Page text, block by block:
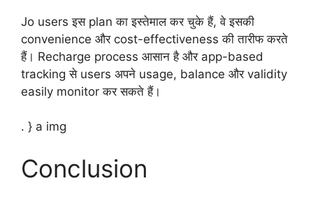
Jo users इस plan का इस्तेमाल कर चुके हैं, वे इसकी
convenience और cost-effectiveness की तारीफ करते
हैं। Recharge process आसान है और app-based
tracking से users अपने usage, balance और validity
easily monitor कर सकते हैं।
. } a img
Conclusion